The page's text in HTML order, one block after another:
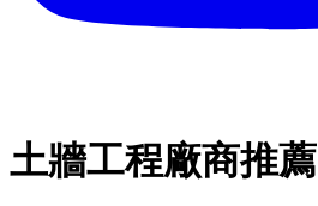
土牆工程廠商推薦